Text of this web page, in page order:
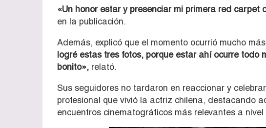
«Un honor estar y presenciar mi primera red carpet
en la publicación.
Además, explicó que el momento ocurrió mucho
logré estas tres fotos, porque estar ahí ocurre todo
bonito», relató.
Sus seguidores no tardaron en reaccionar y
profesional que vivió la actriz chilena, destacando
encuentros cinematográficos más relevantes a